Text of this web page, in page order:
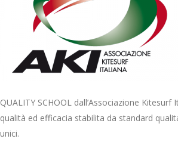
QUALITY SCHOOL dall’Associazione Kitesurf
qualità ed efficacia stabilita da standard
unici.